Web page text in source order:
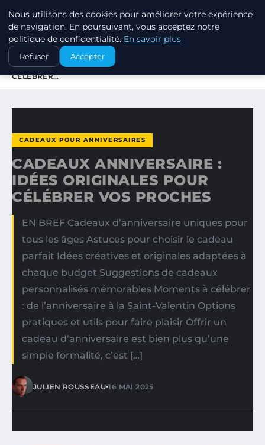
SWISSTALES
ACCUEIL
CADEAUX POUR ANNIVERSAIRES
CADEAUX ANNIVERSAIRE : IDÉES ORIGINALES POUR
CÉLÉBRER…
CADEAUX POUR ANNIVERSAIRES
CADEAUX ANNIVERSAIRE :
IDÉES ORIGINALES POUR
CÉLÉBRER VOS PROCHES
EN BREF Cadeaux d’anniversaire uniques pour
tous les âges Astuces pour choisir le cadeau
parfait Idées créatives et originales adaptées à
chaque budget Suggestions de cadeaux
personnalisés mémorables Moments à célébrer
: de l’anniversaire à la Saint-Valentin Options
pratiques et utils pour faire plaisir Offrir un
cadeau d’anniversaire est bien plus qu’une
simple formalité, c’est […]
JULIEN ROUSSEAU•16 MAI 2025
Nous utilisons des cookies pour améliorer votre expérience
de navigation. En poursuivant, vous acceptez notre
politique de confidentialité. En savoir plus
Refuser Accepter